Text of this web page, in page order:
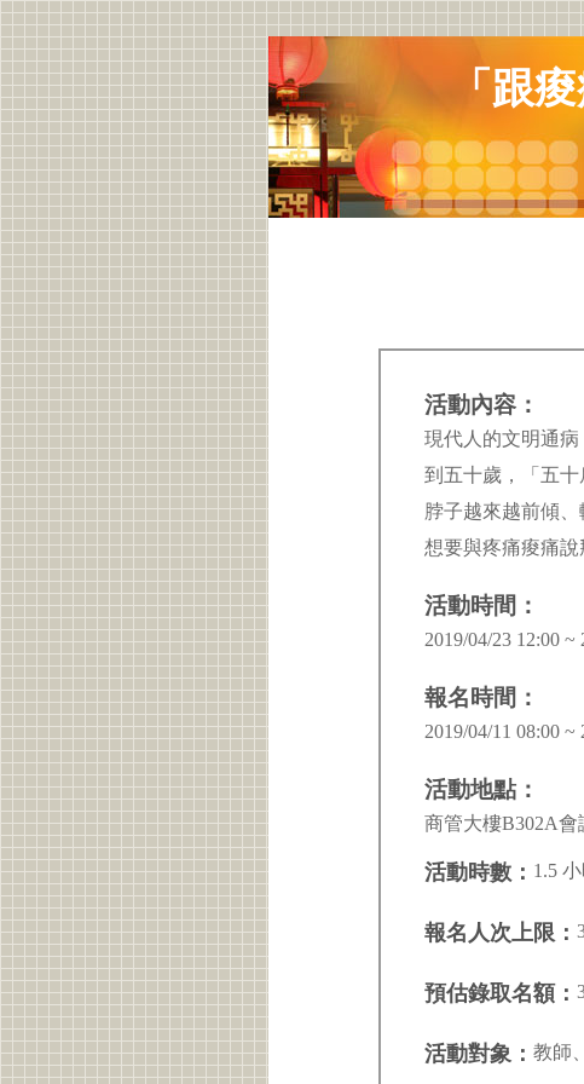
「跟
活動內容：
現代人的文明通
到五十歲，「五十
脖子越來越前傾
想要與疼痛痠痛說
活動時間：
2019/04/23 12:00 ~
報名時間：
2019/04/11 08:00 ~
活動地點：
商管大樓B302A會
活動時數： 1.5
報名人次上限：
預估錄取名額：
活動對象： 教師